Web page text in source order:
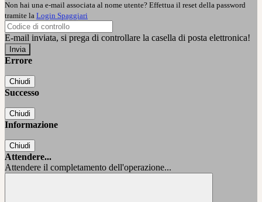
Non hai una e-mail associata al nome utente? Effettua il reset della password
tramite la Login Spaggiari
E-mail inviata, si prega di controllare la casella di posta elettronica!
Errore
Chiudi
Successo
Chiudi
Informazione
Chiudi
Attendere...
Attendere il completamento dell'operazione...